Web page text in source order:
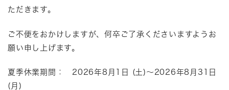
ただきます。
ご不便をおかけしますが、何卒ご了承くださいますようお
願い申し上げます。
夏季休業期間： 2026年8 月1 日 (土 ) ～ 2026年8 月31
日
(月 )